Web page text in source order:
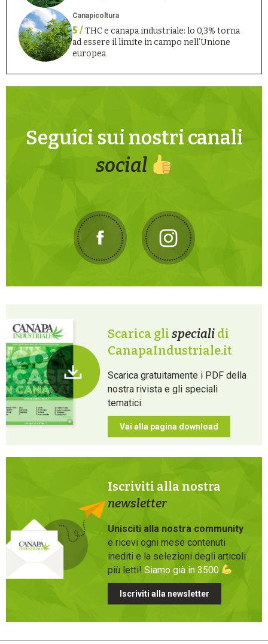
Canapicoltura
5 /THC e canapa industriale: lo 0,3% torna
ad essere il limite in campo nell’Unione
europea
Seguici sui nostri canali
social
Scarica gli speciali di
CanapaIndustriale.it
Scarica gratuitamente i PDF della
nostra rivista e gli speciali
tematici.
Vai alla pagina download
Iscriviti alla nostra
newsletter
Unisciti alla nostra community
e ricevi ogni mese contenuti
inediti e la selezioni degli articoli
più letti! Siamo già in 3500
Iscriviti alla newsletter